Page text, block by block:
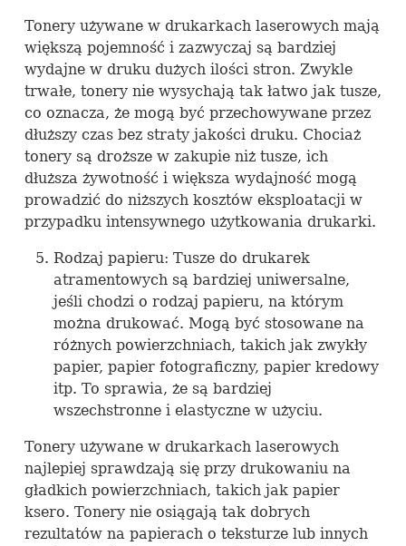
Tonery używane w drukarkach laserowych mają
większą pojemność i zazwyczaj są bardziej
wydajne w druku dużych ilości stron. Zwykle
trwałe, tonery nie wysychają tak łatwo jak tusze,
co oznacza, że mogą być przechowywane przez
dłuższy czas bez straty jakości druku. Chociaż
tonery są droższe w zakupie niż tusze, ich
dłuższa żywotność i większa wydajność mogą
prowadzić do niższych kosztów eksploatacji w
przypadku intensywnego użytkowania drukarki.
Rodzaj papieru: Tusze do drukarek
atramentowych są bardziej uniwersalne,
jeśli chodzi o rodzaj papieru, na którym
można drukować. Mogą być stosowane na
różnych powierzchniach, takich jak zwykły
papier, papier fotograficzny, papier kredowy
itp. To sprawia, że są bardziej
wszechstronne i elastyczne w użyciu.
Tonery używane w drukarkach laserowych
najlepiej sprawdzają się przy drukowaniu na
gładkich powierzchniach, takich jak papier
ksero. Tonery nie osiągają tak dobrych
rezultatów na papierach o teksturze lub innych